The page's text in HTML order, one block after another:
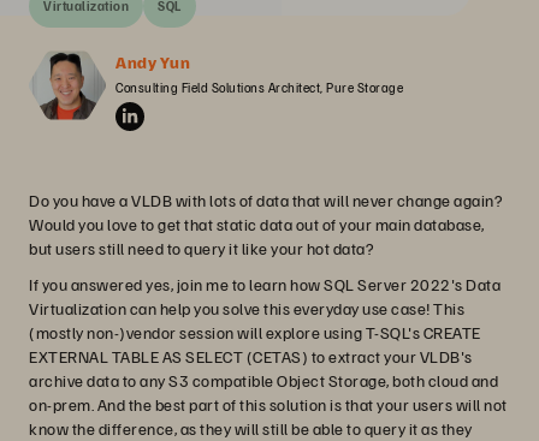
Virtualization SQL
Andy Yun
Consulting Field Solutions Architect, Pure Storage
Do you have a VLDB with lots of data that will never change again?
Would you love to get that static data out of your main database,
but users still need to query it like your hot data?
If you answered yes, join me to learn how SQL Server 2022's Data
Virtualization can help you solve this everyday use case! This
(mostly non-)vendor session will explore using T-SQL's CREATE
EXTERNAL TABLE AS SELECT (CETAS) to extract your VLDB's
archive data to any S3 compatible Object Storage, both cloud and
on-prem. And the best part of this solution is that your users will not
know the difference, as they will still be able to query it as they